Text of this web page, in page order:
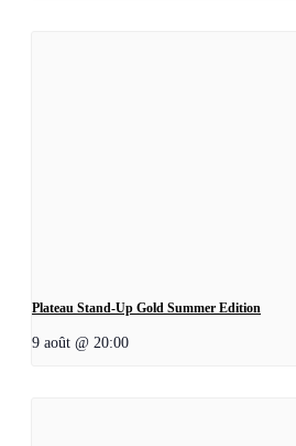
Plateau Stand-Up Gold Summer Edition
9 août @ 20:00